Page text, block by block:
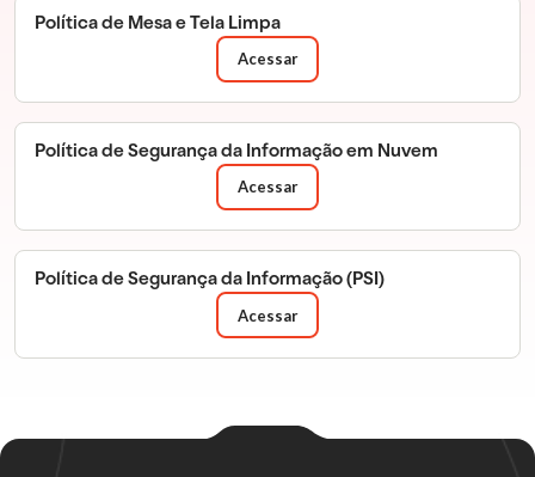
Política de Mesa e Tela Limpa
Acessar
Política de Segurança da Informação em Nuvem
Acessar
Política de Segurança da Informação (PSI)
Acessar